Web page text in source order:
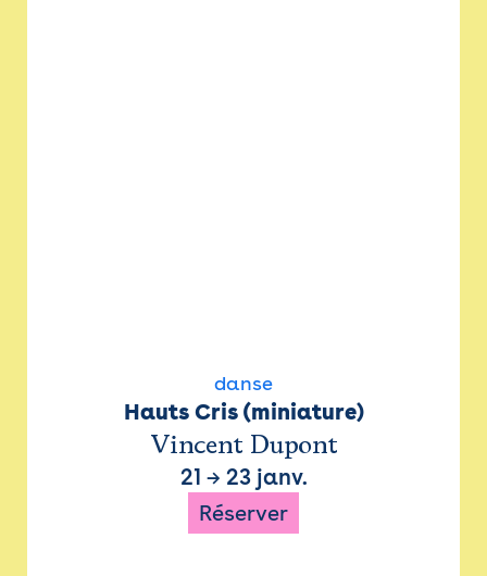
danse
Hauts Cris (miniature)
Vincent Dupont
21 → 23 janv.
Réserver